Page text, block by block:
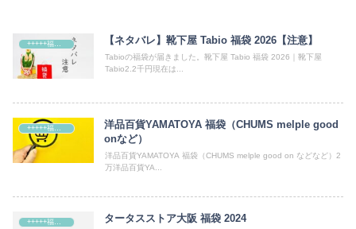
+++++福袋++++++ 【ネタバレ】靴下屋 Tabio 福袋 2026【注意】
Tabioの福袋が届きました。靴下屋 Tabio 福袋 2026｜靴下屋
Tabio2.2千円現在は...
+++++福袋++++++
洋品百貨YAMATOYA 福袋（CHUMS melple good
onなど）
洋品百貨YAMATOYA 福袋（CHUMS melple good on などなど）2
万洋品百貨YA...
タータスストア大阪 福袋 2024